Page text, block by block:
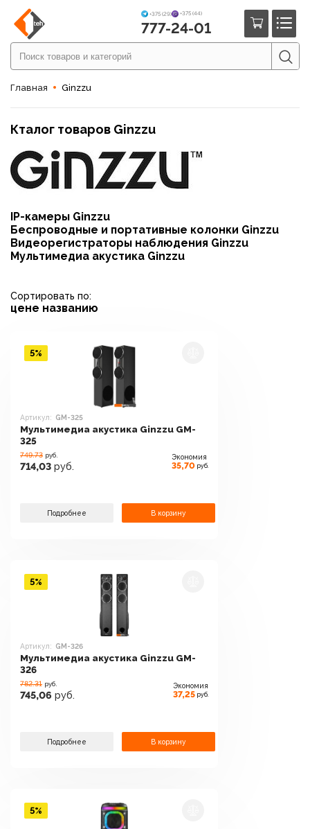
+375 (29) +375 (44)
777-24-01
Главная Ginzzu
Кталог товаров Ginzzu
IP-камеры Ginzzu
Беспроводные и портативные колонки Ginzzu
Видеорегистраторы наблюдения Ginzzu
Мультимедиа акустика Ginzzu
Сортировать по:
цене названию
Артикул: GM-325
Мультимедиа акустика Ginzzu GM-
325
749.73 руб.
714,03 руб.
Экономия
35,70 руб.
Подробнее В корзину
5%
Артикул: GM-326
Мультимедиа акустика Ginzzu GM-
326
782.31 руб.
745,06 руб.
Экономия
37,25 руб.
Подробнее В корзину
5%
5%